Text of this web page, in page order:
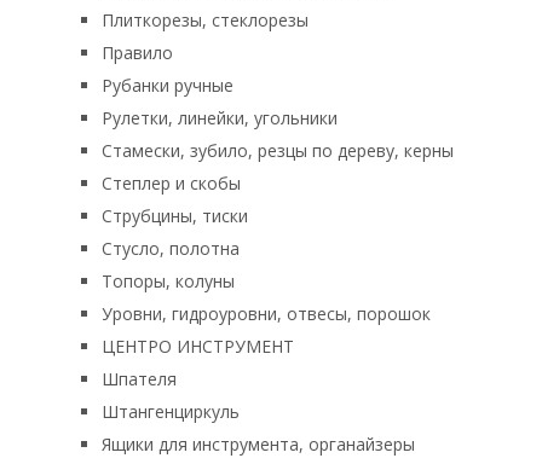
Плиткорезы, стеклорезы
Правило
Рубанки ручные
Рулетки, линейки, угольники
Стамески, зубило, резцы по дереву, керны
Степлер и скобы
Струбцины, тиски
Стусло, полотна
Топоры, колуны
Уровни, гидроуровни, отвесы, порошок
ЦЕНТРО ИНСТРУМЕНТ
Шпателя
Штангенциркуль
Ящики для инструмента, органайзеры